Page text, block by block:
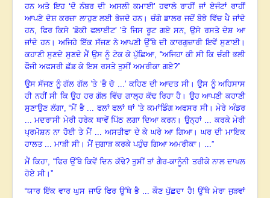
ਹਨ ਅਤੇ ਇਹ ‘ਦੋ ਨੰਬਰ ਦੀ ਅਸਲੀ ਕਮਾਈ’ ਹਵਾਲੇ ਰਾਹੀਂ ਜਾਂ ਏਜੰਟਾਂ ਰਾਹੀਂ
ਆਪਣੇ ਦੇਸ਼ ਕਰਜ਼ਾ ਲਾਹੁਣ ਲਈ ਭੇਜਦੇ ਹਨ। ਚੰਗੇ ਡਾਲਰ ਜਦੋਂ ਬੋਝੇ ਵਿੱਚ ਪੈ ਜਾਂਦੇ
ਹਨ, ਫਿਰ ਕਿਸੇ ‘ਡੋਕੀ ਫਲਾਈਟ’’ਤੇ ਜਿਸ ਰੂਟ ਗਏ ਸਨ, ਉਸੇ ਰਸਤੇ ਦੇਸ਼ ਆ
ਜਾਂਦੇ ਹਨ। ਅਜਿਹੇ ਇੱਕ ਸੱਜਣ ਨੇ ਆਪਣੀ ਉੱਥੇ ਦੀ ਕਾਰਗੁਜ਼ਾਰੀ ਇਵੇਂ ਸੁਣਾਈ।
ਕਹਾਣੀ ਸੁਣਦੇ ਸੁਣਦੇ ਮੈਂ ਉਸ ਨੂੰ ਟੋਕ ਕੇ ਪੁੱਛਿਆ, “ਅਜਿਹਾ ਕੀ ਸੀ ਕਿ ਚੰਗੀ ਭਲੀ
ਫੌਜੀ ਅਫਸਰੀ ਛੱਡ ਕੇ ਇਸ ਰਸਤੇ ਤੁਸੀਂ ਅਮਰੀਕਾ ਗਏ?”
ਉਸ ਸੱਜਣ ਨੂੰ ਗੱਲ ਗੱਲ ’ਤੇ ‘ਭੈ ਚੋ ...’ ਕਹਿਣ ਦੀ ਆਦਤ ਸੀ।ਉਸ ਨੂੰ ਅਹਿਸਾਸ
ਹੀ ਨਹੀਂ ਸੀ ਕਿ ਉਹ ਹਰ ਗੱਲ ਵਿੱਚ ਗਾਲ੍ਹ ਕੱਢ ਰਿਹਾ ਹੈ । ਉਹ ਆਪਣੀ ਕਹਾਣੀ
ਸੁਣਾਉਣ ਲੱਗਾ, “ਮੈਂ ਭੈ ... ਫਲਾਂ ਫਲਾਂ ਥਾਂ ’ਤੇ ਕਮਾਂਡਿੰਗ ਅਫਸਰ ਸੀ।ਮੇਰੇ ਅੰਡਰ
... ਮਦਰਾਸੀ ਮੇਰੀ ਹਰੇਕ ਥਾਵੇਂ ਪਿੱਠ ਲਗਾ ਦਿਆ ਕਰਨ। ਉਨ੍ਹਾਂ ... ਕਰਕੇ ਮੇਰੀ
ਪ੍ਰਮੋਸ਼ਨ ਨਾ ਹੋਈ ਤੇ ਮੈਂ ... ਅਸਤੀਫਾ ਦੇ ਕੇ ਘਰੇ ਆ ਗਿਆ।ਘਰ ਦੀ ਮਾਇਕ
ਹਾਲਤ ... ਮਾੜੀ ਸੀ। ਮੈਂ ਜੁਗਾੜ ਕਰਕੇ ਪਹੁੰਚ ਗਿਆ ਅਮਰੀਕਾ । ...”
ਮੈਂ ਕਿਹਾ, “ਫਿਰ ਉੱਥੇ ਕਿਵੇਂ ਦਿਨ ਕੱਢੇ? ਤੁਸੀਂ ਤਾਂ ਗੈਰ-ਕਾਨੂੰਨੀ ਤਰੀਕੇ ਨਾਲ ਦਾਖਲ
ਹੋਏ ਸੀ। ”
“ਯਾਰ ਇੱਕ ਵਾਰ ਘੁਸ ਜਾਓ ਫਿਰ ਉੱਥੇ ਭੈ ... ਕੌਣ ਪੁੱਛਦਾ ਹੈ! ਉੱਥੇ ਮੇਰਾ ਜੁੜਵਾਂ